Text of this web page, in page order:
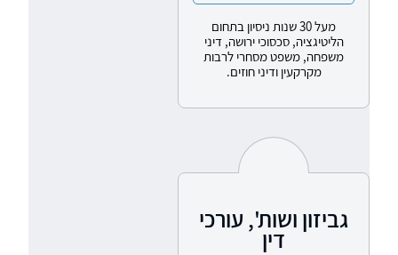
מעל 30 שנות ניסיון בתחום
הליטיגציה, סכסוכי ירושה, דיני
משפחה, משפט מסחרי לרבות
מקרקעין ודיני חוזים.
גביזון ושות', עורכי
דין